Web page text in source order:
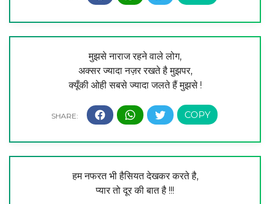
मुझसे नाराज रहने वाले लोग,
अक्सर ज्यादा नज़र रखते है मुझपर,
क्यूँकी ओही सबसे ज्यादा जलते हैं मुझसे !
हम नफरत भी हैसियत देखकर करते है,
प्यार तो दूर की बात है !!!